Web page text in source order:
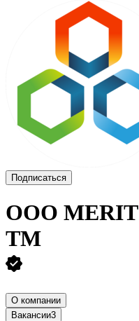
Подписаться
ООО
ТМ
О компании
Вакансии3